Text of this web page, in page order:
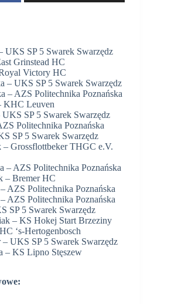
UKS SP 5 Swarek Swarzędz
Grinstead HC
Victory HC
– UKS SP 5 Swarek Swarzędz
– AZS Politechnika Poznańska
KHC Leuven
SP 5 Swarek Swarzędz
Politechnika Poznańska
SP 5 Swarek Swarzędz
Grossflottbeker THGC e.V.
– AZS Politechnika Poznańska
– Bremer HC
AZS Politechnika Poznańska
AZS Politechnika Poznańska
SP 5 Swarek Swarzędz
– KS Hokej Start Brzeziny
‘s-Hertogenbosch
UKS SP 5 Swarek Swarzędz
– KS Lipno Stęszew